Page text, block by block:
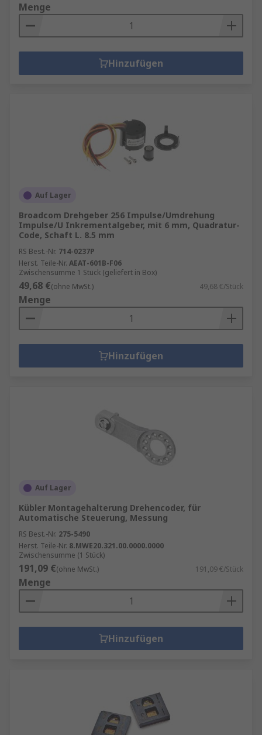
Menge
Hinzufügen
Auf Lager
Broadcom Drehgeber 256 Impulse/Umdrehung
Impulse/U Inkrementalgeber, mit 6 mm, Quadratur-
Code, Schaft L. 8.5 mm
RS Best.-Nr. 714-0237P
Herst. Teile-Nr. AEAT-601B-F06
Zwischensumme 1 Stück (geliefert in Box)
49,68 €(ohne MwSt.) 49,68 €/Stück
Menge
Hinzufügen
Auf Lager
Kübler Montagehalterung Drehencoder, für
Automatische Steuerung, Messung
RS Best.-Nr. 275-5490
Herst. Teile-Nr. 8.MWE20.321.00.0000.0000
Zwischensumme (1 Stück)
191,09 €(ohne MwSt.) 191,09 €/Stück
Menge
Hinzufügen